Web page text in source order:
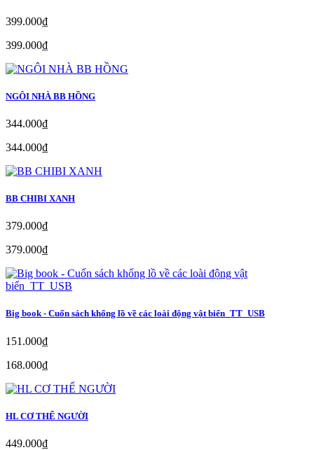
399.000₫
399.000₫
NGÔI NHÀ BB HỒNG
344.000₫
344.000₫
BB CHIBI XANH
379.000₫
379.000₫
Big book - Cuốn sách khổng lồ về các loài động vật biển_TT_USB
151.000₫
168.000₫
HL CƠ THỂ NGƯỜI
449.000₫